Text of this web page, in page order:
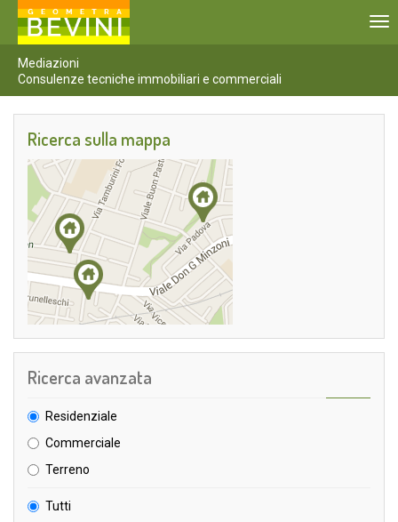
Mediazioni
Consulenze tecniche immobiliari e commerciali
Ricerca sulla mappa
Ricerca avanzata
Residenziale
Commerciale
Terreno
Tutti